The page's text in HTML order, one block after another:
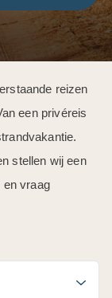
reizen
een privéreis
stellen wij een
en vraag